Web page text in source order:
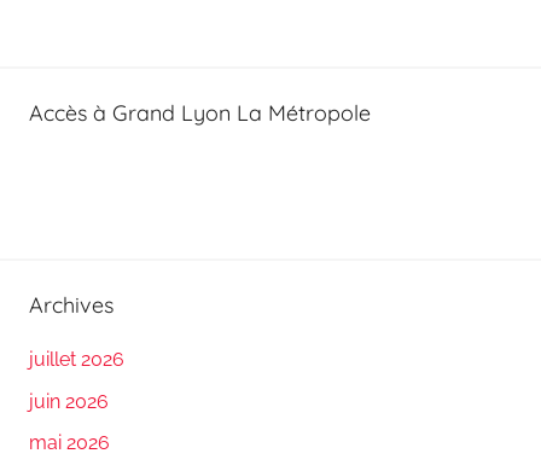
Accès à Grand Lyon La Métropole
Archives
juillet 2026
juin 2026
mai 2026